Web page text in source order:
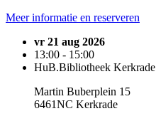
Meer informatie en reserveren
vr 21 aug 2026
13:00 - 15:00
HuB.Bibliotheek Kerkrade
Martin Buberplein 15
6461NC Kerkrade